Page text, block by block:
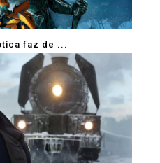
faz de ...